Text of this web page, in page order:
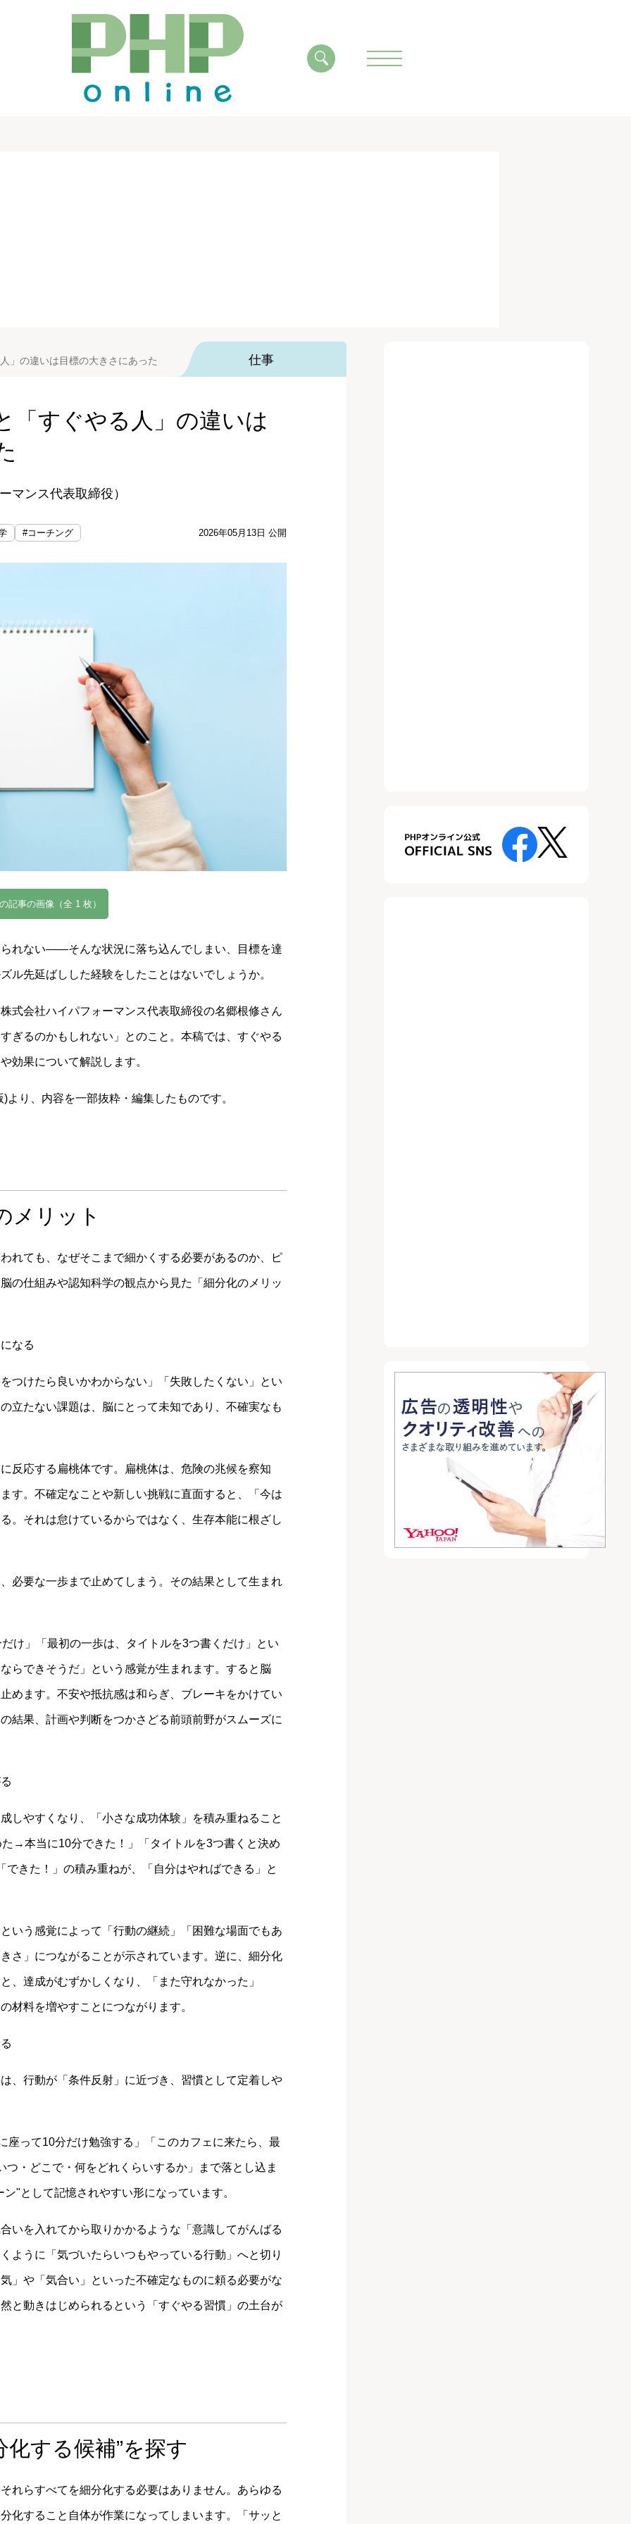
」の違いは目標の大きさにあった 仕事
「すぐやる人」の違いは
マンス代表取締役）
#コーチング 2026年05月13日 公開
記事の画像（全 1 枚）
れない――そんな状況に落ち込んでしまい、目標を達
ル先延ばしした経験をしたことはないでしょうか。
式会社ハイパフォーマンス代表取締役の名郷根修さん
ぎるのかもしれない」とのこと。本稿では、すぐやる
効果について解説します。
)より、内容を一部抜粋・編集したものです。
メリット
れても、なぜそこまで細かくする必要があるのか、ピ
の仕組みや認知科学の観点から見た「細分化のメリッ
なる
つけたら良いかわからない」「失敗したくない」とい
立たない課題は、脳にとって未知であり、不確実なも
反応する扁桃体です。扁桃体は、危険の兆候を察知
す。不確定なことや新しい挑戦に直面すると、「今は
。それは怠けているからではなく、生存本能に根ざし
必要な一歩まで止めてしまう。その結果として生まれ
け」「最初の一歩は、タイトルを3つ書くだけ」とい
らできそうだ」という感覚が生まれます。すると脳
めます。不安や抵抗感は和らぎ、ブレーキをかけてい
結果、計画や判断をつかさどる前頭前野がスムーズに
しやすくなり、「小さな成功体験」を積み重ねること
→本当に10分できた！」「タイトルを3つ書くと決め
きた！」の積み重ねが、「自分はやればできる」と
いう感覚によって「行動の継続」「困難な場面でもあ
さ」につながることが示されています。逆に、細分化
、達成がむずかしくなり、「また守れなかった」
材料を増やすことにつながります。
、行動が「条件反射」に近づき、習慣として定着しや
座って10分だけ勉強する」「このカフェに来たら、最
・どこで・何をどれくらいするか」まで落とし込ま
"として記憶されやすい形になっています。
いを入れてから取りかかるような「意識してがんばる
ように「気づいたらいつもやっている行動」へと切り
」や「気合い」といった不確定なものに頼る必要がな
と動きはじめられるという「すぐやる習慣」の土台が
する候補”を探す
れらすべてを細分化する必要はありません。あらゆる
化すること自体が作業になってしまいます。「サッと